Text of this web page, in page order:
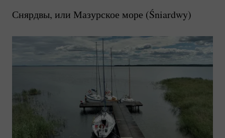
Снярдвы, или Мазурское море (Śniardwy)